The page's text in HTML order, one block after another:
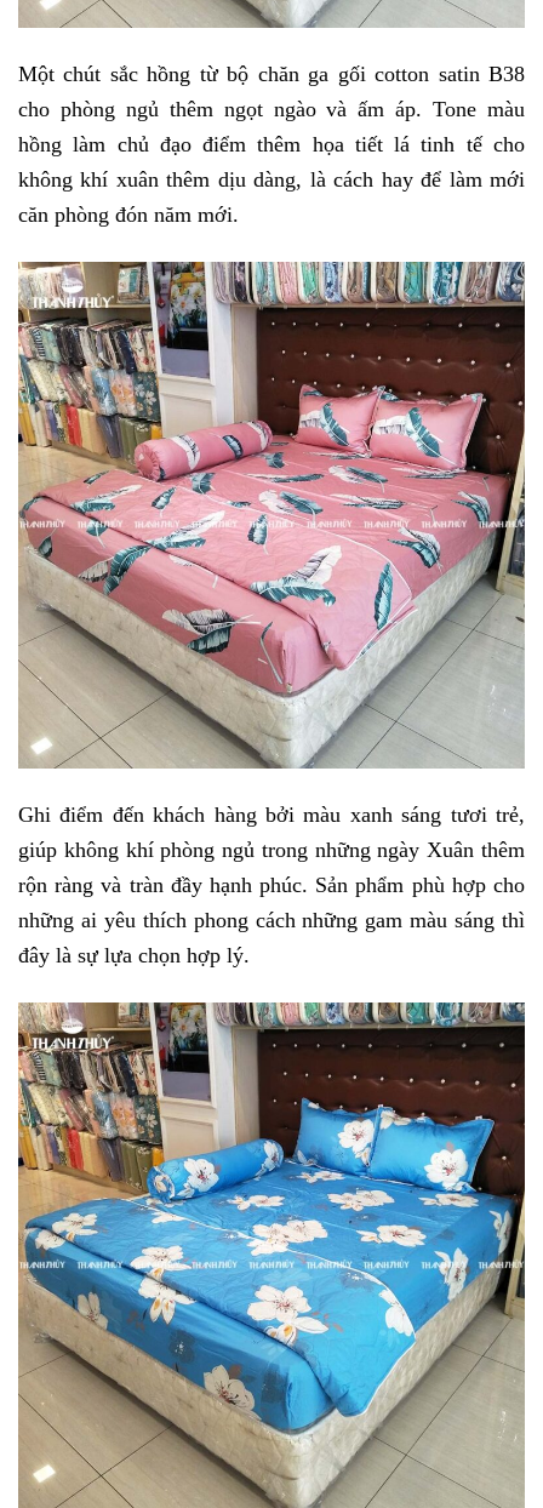
Một chút sắc hồng từ bộ chăn ga gối cotton satin B38
cho phòng ngủ thêm ngọt ngào và ấm áp. Tone màu
hồng làm chủ đạo điểm thêm họa tiết lá tinh tế cho
không khí xuân thêm dịu dàng, là cách hay để làm mới
căn phòng đón năm mới.
Ghi điểm đến khách hàng bởi màu xanh sáng tươi trẻ,
giúp không khí phòng ngủ trong những ngày Xuân thêm
rộn ràng và tràn đầy hạnh phúc. Sản phẩm phù hợp cho
những ai yêu thích phong cách những gam màu sáng thì
đây là sự lựa chọn hợp lý.